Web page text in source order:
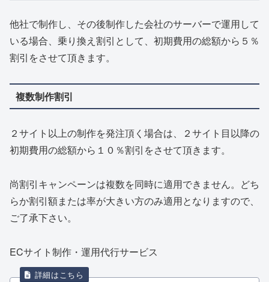
他社で制作し、その後制作した会社のサーバーで運用して
いる場合、乗り換え割引として、初期費用の総額から５％
割引をさせて頂きます。
複数制作割引
２サイト以上の制作を発注頂く場合は、２サイト目以降の
初期費用の総額から１０％割引をさせて頂きます。
尚割引キャンペーンは複数を同時に適用できません。どち
らか割引額または率が大きい方のみ適用となりますので、
ご了承下さい。
ECサイト制作・運用代行サービス